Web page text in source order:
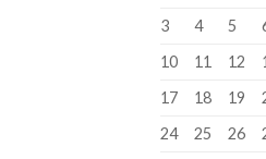
3
4 5
10
11 12
17
18 19
24
25 26